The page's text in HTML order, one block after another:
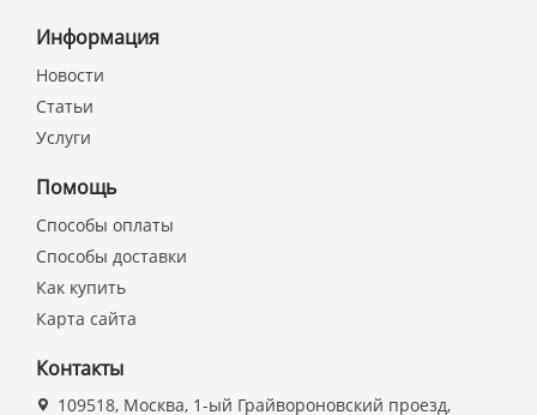
Информация
Новости
Статьи
Услуги
Помощь
Способы оплаты
Способы доставки
Как купить
Карта сайта
Контакты
109518, Москва, 1-ый Грайвороновский проезд,